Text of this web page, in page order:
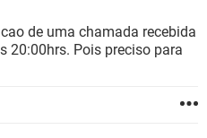
GMAIL
EXCEL
WHATSAPP
FACEBOOK
de uma chamada recebida
20:00hrs. Pois preciso para